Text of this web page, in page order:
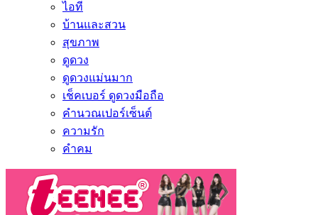
ไอที
บ้านและสวน
สุขภาพ
ดูดวง
ดูดวงแม่นมาก
เช็คเบอร์ ดูดวงมือถือ
คำนวณเปอร์เซ็นต์
ความรัก
คำคม